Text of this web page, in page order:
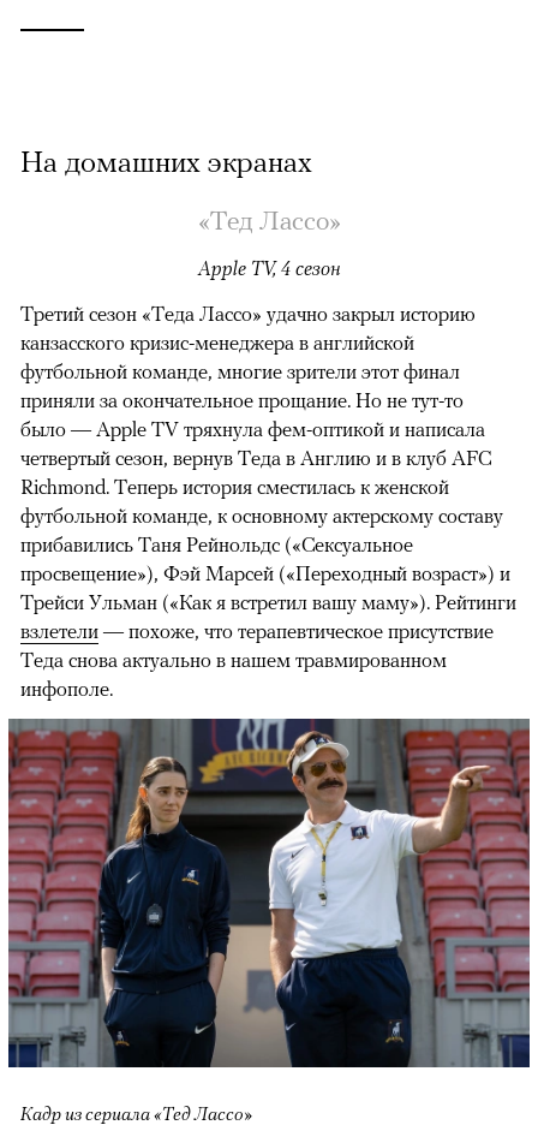
На домашних экранах
«Тед Лассо»
Apple TV, 4 сезон
00:00 / 00:00
Третий сезон «Теда Лассо» удачно закрыл историю
канзасского кризис-менеджера в английской
футбольной команде, многие зрители этот финал
приняли за окончательное прощание. Но не тут-то
было — Apple TV тряхнула фем-оптикой и написала
четвертый сезон, вернув Теда в Англию и в клуб AFC
Richmond. Теперь история сместилась к женской
футбольной команде, к основному актерскому составу
прибавились Таня Рейнольдс («Сексуальное
просвещение»), Фэй Марсей («Переходный возраст») и
Трейси Ульман («Как я встретил вашу маму»). Рейтинги
взлетели — похоже, что терапевтическое присутствие
Теда снова актуально в нашем травмированном
инфополе.
Кадр из сериала «Тед Лассо»